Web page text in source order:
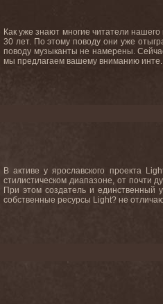
Как уже знают многие читатели
30 лет. По этому поводу они уже
поводу музыканты не намерены.
мы предлагаем вашему вниманию
В активе у ярославского проекта
стилистическом диапазоне, от почти
При этом создатель и единственный
собственные ресурсы Light? не